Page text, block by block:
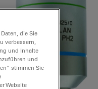
die Sie
verbessern,
und Inhalte
und
stimmen Sie
Website